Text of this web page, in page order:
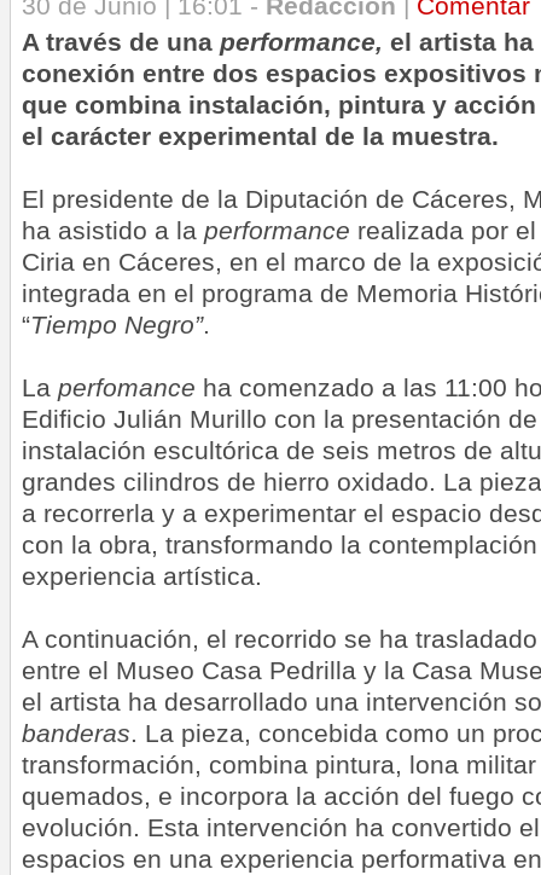
30 de Junio | 16:01 - Redacción | Comentar
A través de una performance, el artista
conexión entre dos espacios expositivos
que combina instalación, pintura y
el carácter experimental de la muestra.
El presidente de la Diputación de Cáceres,
ha asistido a la performance realizada por
Ciria en Cáceres, en el marco de la
integrada en el programa de Memoria
“Tiempo Negro”.
La perfomance ha comenzado a las 11:00
Edificio Julián Murillo con la presentación
instalación escultórica de seis metros de
grandes cilindros de hierro oxidado. La
a recorrerla y a experimentar el espacio
con la obra, transformando la
experiencia artística.
A continuación, el recorrido se ha
entre el Museo Casa Pedrilla y la Casa
el artista ha desarrollado una intervención
banderas. La pieza, concebida como un
transformación, combina pintura, lona
quemados, e incorpora la acción del fuego
evolución. Esta intervención ha convertido
espacios en una experiencia performativa